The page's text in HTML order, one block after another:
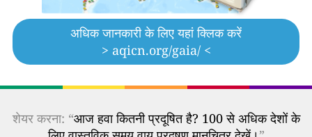
अधिक जानकारी के लिए यहां क्लिक करें
> aqicn.org/gaia/ <
शेयर करना: “आज हवा कितनी प्रदूषित है? 100 से अधिक देशों के